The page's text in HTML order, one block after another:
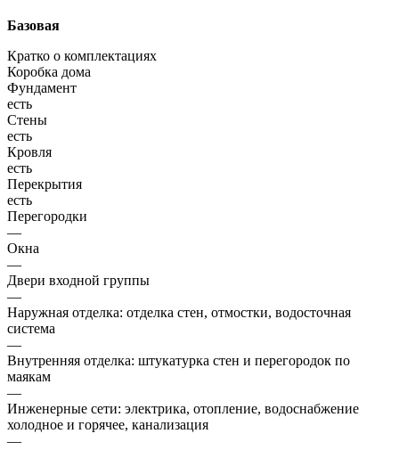
Базовая
Кратко о комплектациях
Коробка дома
Фундамент
есть
Стены
есть
Кровля
есть
Перекрытия
есть
Перегородки
—
Окна
—
Двери входной группы
—
Наружная отделка: отделка стен, отмостки, водосточная
система
—
Внутренняя отделка: штукатурка стен и перегородок по
маякам
—
Инженерные сети: электрика, отопление, водоснабжение
холодное и горячее, канализация
—